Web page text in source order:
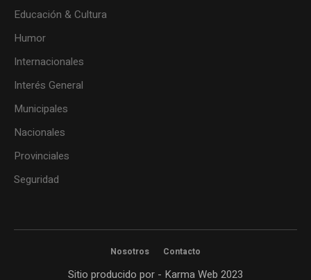
Educación & Cultura
Humor
Internacionales
Interés General
Municipales
Nacionales
Provinciales
Seguridad
Nosotros Contacto
Sitio producido por - Karma Web 2023